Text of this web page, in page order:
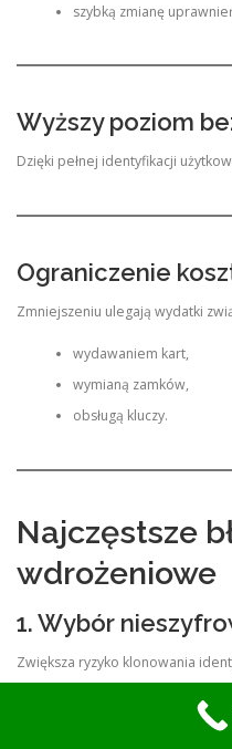
szybką zmianę
Wyższy poziom
Dzięki pełnej identyfikacji
Ograniczenie
Zmniejszeniu ulegają wydatki
wydawaniem kart,
wymianą zamków,
obsługą kluczy.
Najczęstsze
wdrożeniowe
1. Wybór
Zwiększa ryzyko klonowania
2. Brak